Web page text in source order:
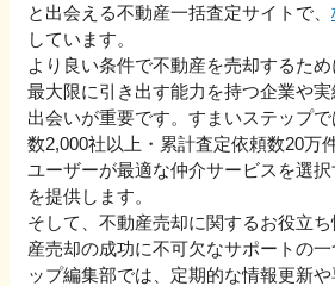
と出会える不動産一括査定サイトで、
しています。
より良い条件で不動産を売却するた
最大限に引き出す能力を持つ企業や
出会いが重要です。すまいステップ
数2,000社以上・累計査定依頼数20万
ユーザーが最適な仲介サービスを選
を提供します。
そして、不動産売却に関するお役立
産売却の成功に不可欠なサポートの
ップ編集部では、定期的な情報更新